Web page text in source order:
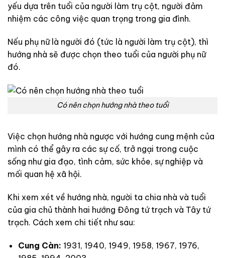
yếu dựa trên tuổi của người làm trụ cột, người đảm
nhiệm các công việc quan trọng trong gia đình.
Nếu phụ nữ là người đó (tức là người làm trụ cột), thì
hướng nhà sẽ được chọn theo tuổi của người phụ nữ
đó.
Có nên chọn hướng nhà theo tuổi
Việc chọn hướng nhà ngược với hướng cung mệnh của
mình có thể gây ra các sự cố, trở ngại trong cuộc
sống như gia đạo, tình cảm, sức khỏe, sự nghiệp và
mối quan hệ xã hội.
Khi xem xét về hướng nhà, người ta chia nhà và tuổi
của gia chủ thành hai hướng Đông tứ trạch và Tây tứ
trạch. Cách xem chi tiết như sau:
Cung Càn: 1931, 1940, 1949, 1958, 1967, 1976,